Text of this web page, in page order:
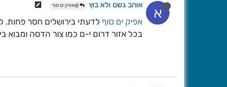
א אוהב גשם ולא בוץ @אפיק ים סוף
אפיק ים סוף לדעתי בירושלים חסר פחות.
בכל אזור דרום י-ם כמו צור הדסה ומבוא